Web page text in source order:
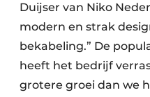
Duijser van Niko
modern en strak
bekabeling.” De
heeft het bedrijf
grotere groei dan we